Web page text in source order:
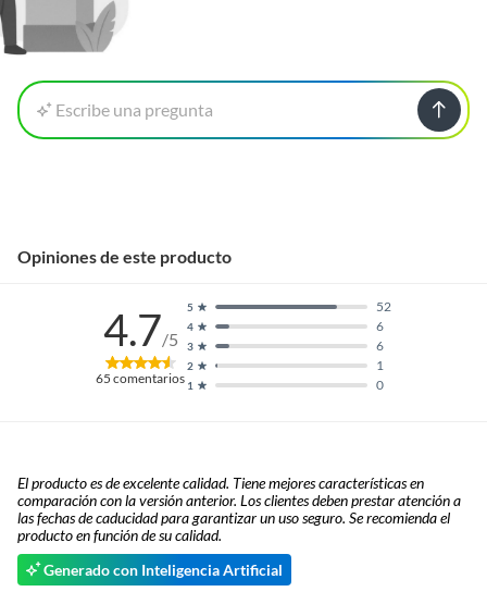
Escribe una pregunta
Opiniones de este producto
4.7/5
65 comentarios 1 0
2 1
3 6
4 6
5 52
El producto es de excelente calidad. Tiene mejores características en
comparación con la versión anterior. Los clientes deben prestar atención a
las fechas de caducidad para garantizar un uso seguro. Se recomienda el
producto en función de su calidad.
Generado con Inteligencia Artificial